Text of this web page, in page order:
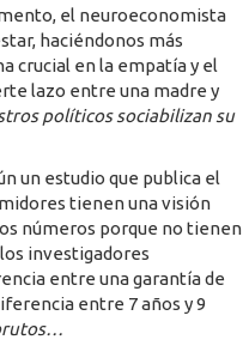
el neuroeconomista
haciéndonos más
crucial en la empatía y el
lazo entre una madre y
políticos sociabilizan su
un estudio que publica el
tienen una visión
números porque no tienen
investigadores
entre una garantía de
entre 7 años y 9